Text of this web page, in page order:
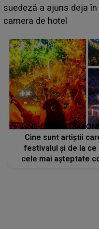
BĂIATUL VIZAT de
faptului împlinit, A
LINE-UP UNTOLD
Cine sunt artiștii
festivalul și de la ce
cele mai așteptate